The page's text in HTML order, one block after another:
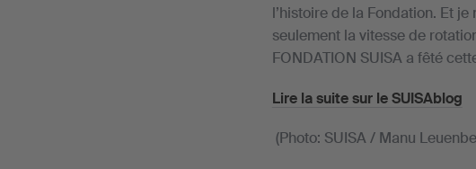
l’histoire de la Fondation. Et
seulement la vitesse de
FONDATION SUISA a fêté
Lire la suite sur le SUISAblog
(Photo: SUISA / Manu